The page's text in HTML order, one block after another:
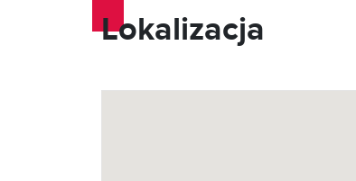
Lokalizacja